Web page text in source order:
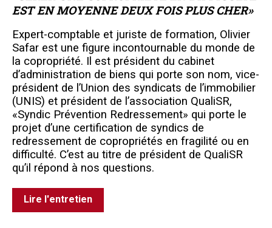
EST EN MOYENNE DEUX FOIS PLUS CHER»
Expert-comptable et juriste de formation, Olivier
Safar est une figure incontournable du monde de
la copropriété. Il est président du cabinet
d’administration de biens qui porte son nom, vice-
président de l’Union des syndicats de l’immobilier
(UNIS) et président de l’association QualiSR,
«Syndic Prévention Redressement» qui porte le
projet d’une certification de syndics de
redressement de copropriétés en fragilité ou en
difficulté. C’est au titre de président de QualiSR
qu’il répond à nos questions.
Lire l'entretien